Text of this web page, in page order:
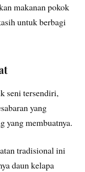
makanan pokok
untuk berbagi
seni tersendiri,
yang
yang membuatnya.
tradisional ini
daun kelapa